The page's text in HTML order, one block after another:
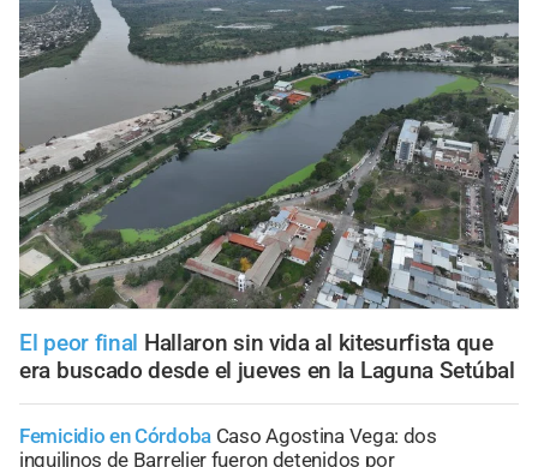
El peor final Hallaron sin vida al kitesurfista que
era buscado desde el jueves en la Laguna Setúbal
Femicidio en Córdoba Caso Agostina Vega: dos
inquilinos de Barrelier fueron detenidos por